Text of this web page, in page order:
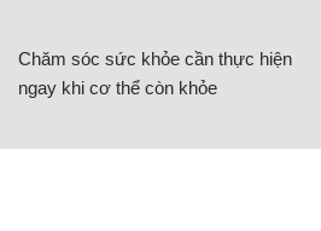
Chăm sóc sức khỏe cần thực hiện
ngay khi cơ thể còn khỏe